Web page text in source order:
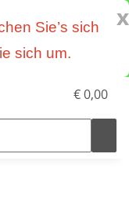
x
Sie’s sich
sich um.
€ 0,00